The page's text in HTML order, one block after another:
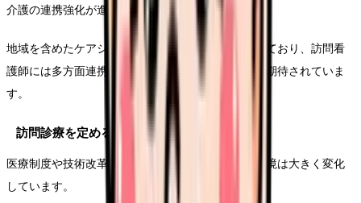
介護の連携強化が進められています。
地域を含めたケアシステムの構築も積極的に行われており、訪問看
護師には多方面連携のコーディネーター的な役割も期待されていま
す。
訪問診療を定める環境変化
医療制度や技術改革により、訪問診療を省略する環境は大きく変化
しています。